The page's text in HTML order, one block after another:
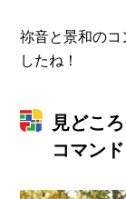
祢音と景和の
したね！
見どこ
コマン